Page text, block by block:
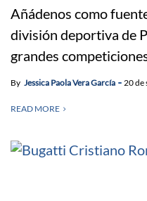
Añádenos como
división deportiva de
grandes competiciones
By Jessica Paola Vera García 20 de
READ MORE